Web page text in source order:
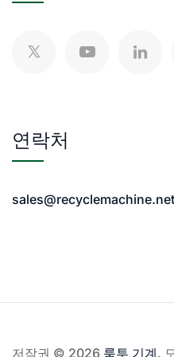
연락처
sales@recyclemachine.net
저작권 © 2026 룸투 기계.